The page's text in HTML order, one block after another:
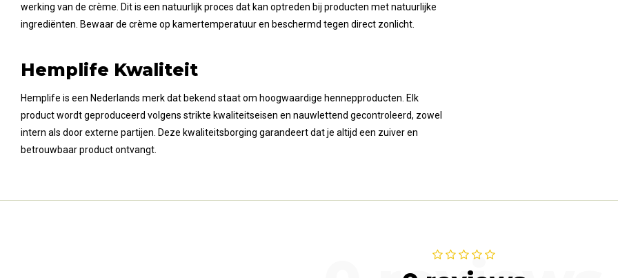
werking van de crème. Dit is een natuurlijk proces dat kan optreden bij producten met natuurlijke
ingrediënten. Bewaar de crème op kamertemperatuur en beschermd tegen direct zonlicht.
Hemplife Kwaliteit
Hemplife is een Nederlands merk dat bekend staat om hoogwaardige hennepproducten. Elk
product wordt geproduceerd volgens strikte kwaliteitseisen en nauwlettend gecontroleerd, zowel
intern als door externe partijen. Deze kwaliteitsborging garandeert dat je altijd een zuiver en
betrouwbaar product ontvangt.